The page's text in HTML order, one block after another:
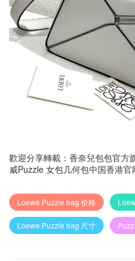
歡迎分享轉載： 香奈兒包包官方
威Puzzle 女包几何包中国香港
Loewe Puzzle bag 价格
Loewe Puzzle bag 尺寸